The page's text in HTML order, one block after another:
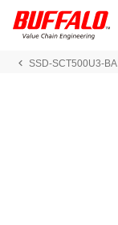
SSD-SCT500U3-BA